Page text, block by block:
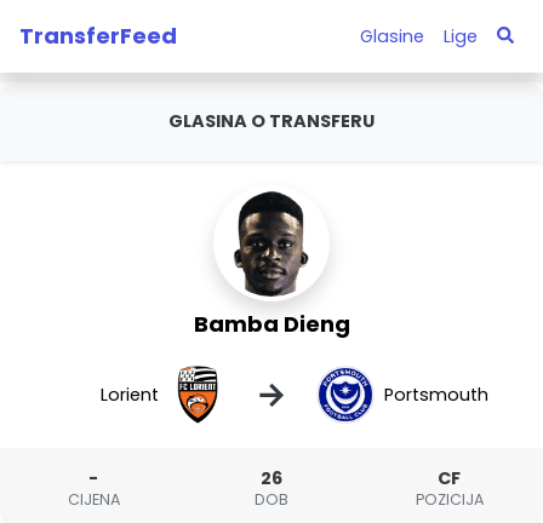
TransferFeed Glasine Lige
GLASINA O TRANSFERU
Bamba Dieng
Lorient → Portsmouth
-
CIJENA
26
DOB
CF
POZICIJA